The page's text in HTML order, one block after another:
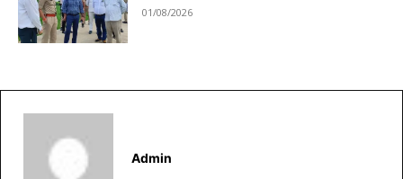
01/08/2026
Admin